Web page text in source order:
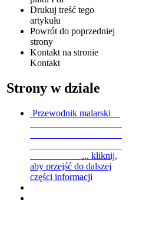
Drukuj treść tego
artykułu
Powrót do poprzedniej
strony
Kontakt na stronie
Kontakt
Strony w dziale
Przewodnik malarski
... kliknij,
aby przejść do dalszej
części informacji